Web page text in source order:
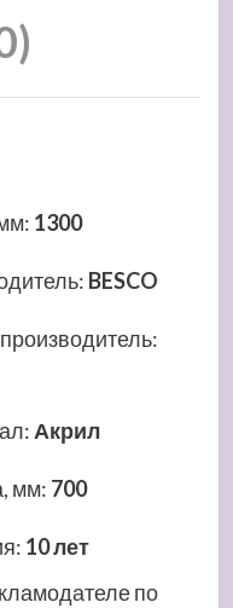
: 1300
: BESCO
:
: Акрил
мм: 700
: 10 лет
по